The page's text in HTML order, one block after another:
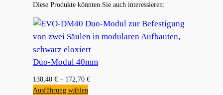
Diese Produkte könnten Sie auch interessieren:
Duo-Modul 40mm
138,40€ – 172,70€
Ausführung wählen